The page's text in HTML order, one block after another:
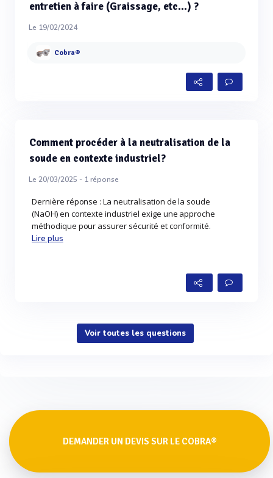
entretien à faire (Graissage, etc...) ?
Le 19/02/2024
Cobra®
Comment procéder à la neutralisation de la
soude en contexte industriel?
Le 20/03/2025 - 1réponse
Dernière réponse : La neutralisation de la soude
(NaOH) en contexte industriel exige une approche
méthodique pour assurer sécurité et conformité.
Lire plus
Voir toutes les questions
DEMANDER UN DEVIS SUR LE COBRA®